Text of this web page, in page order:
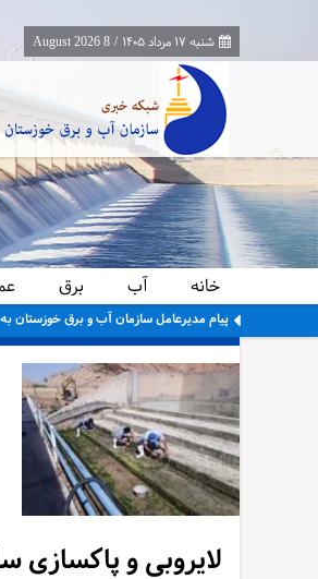
شنبه ۱۷ مرداد ۱۴۰۵ /
8 August 2026
خانه آب برق
پیام مدیرعامل سازمان آب و برق خوزستان
لایروبی و پاکسازی